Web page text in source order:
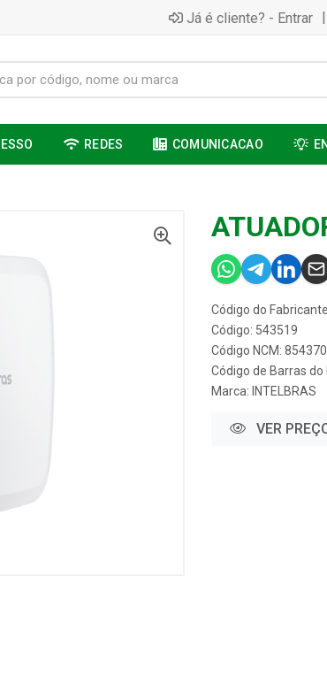
Já é cliente? - Entrar |
REDES COMUNICACAO
Código do
Código: 543519
Código NCM:
Código de Barras
Marca: INTELBRAS
VER